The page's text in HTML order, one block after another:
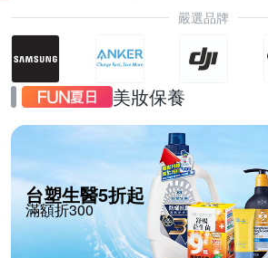
嚴選品牌
美妝保養
台塑生醫5折起
滿額折300